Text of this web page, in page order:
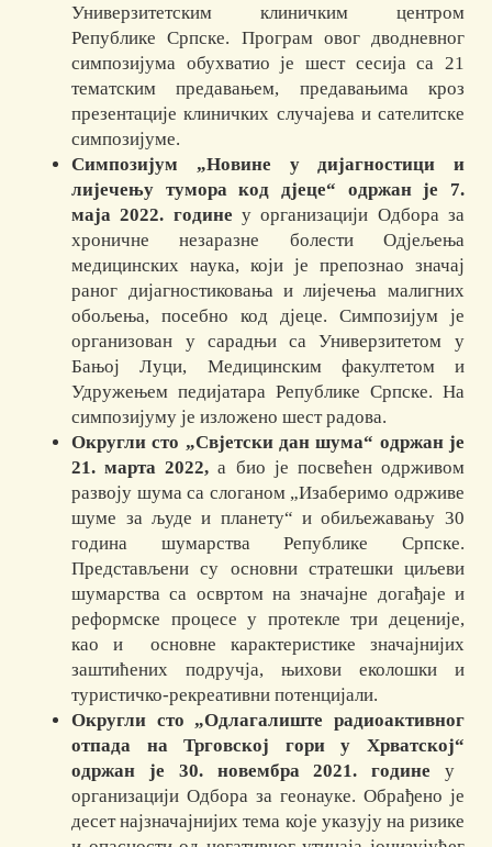
Универзитетским клиничким центром
Републике Српске. Програм овог дводневног
симпозијума обухватио је шест сесија са 21
тематским предавањем, предавањима кроз
презентације клиничких случајева и сателитске
симпозијуме.
Симпозијум „Новине у дијагностици и
лијечењу тумора код дјеце“ одржан је 7.
маја 2022. године у организацији Одбора за
хроничне незаразне болести Одјељења
медицинских наука, који је препознао значај
раног дијагностиковања и лијечења малигних
обољења, посебно код дјеце. Симпозијум је
организован у сарадњи са Универзитетом у
Бањој Луци, Медицинским факултетом и
Удружењем педијатара Републике Српске. На
симпозијуму је изложено шест радова.
Округли сто „Свјетски дан шума“ одржан је
21. марта 2022, а био је посвећен одрживом
развоју шума са слоганом „Изаберимо одрживе
шуме за људе и планету“ и обиљежавању 30
година шумарства Републике Српске.
Представљени су основни стратешки циљеви
шумарства са освртом на значајне догађаје и
реформске процесе у протекле три деценије,
као и основне карактеристике значајнијих
заштићених подручја, њихови еколошки и
туристичко-рекреативни потенцијали.
Округли сто „Одлагалиште радиоактивног
отпада на Трговској гори у Хрватској“
одржан је 30. новембра 2021. године у
организацији Одбора за геонауке. Обрађено је
десет најзначајнијих тема које указују на ризике